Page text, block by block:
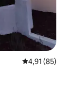
4,91 de uma
4,91 (85)